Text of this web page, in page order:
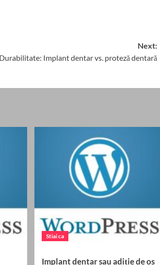
Next:
Durabilitate: Implant dentar vs. proteză dentară
Stiai ca
Implant dentar sau adiție de os